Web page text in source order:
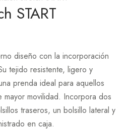
START
diseño con la incorporación
tejido resistente, ligero y
prenda ideal para aquellos
movilidad. Incorpora dos
traseros, un bolsillo lateral y
en caja.